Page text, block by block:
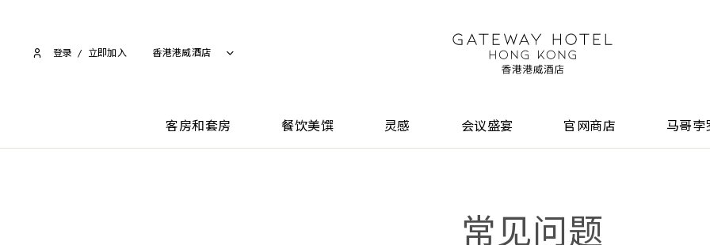
登录 / 立即加入​ 香港港威酒店
客房和套房 餐饮美馔 灵感 会议盛宴 官网商店 马哥孛